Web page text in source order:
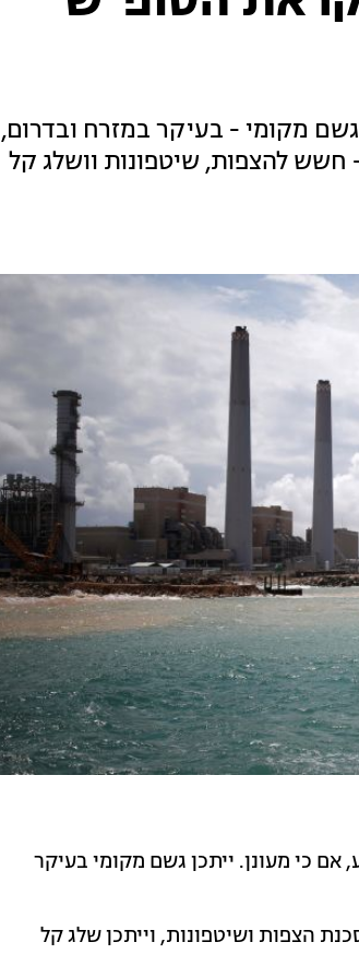
מקומי - בעיקר במזרח ובדרום,
להצפות, שיטפונות וושלג קל
אם כי מעונן. ייתכן גשם מקומי בעיקר
הצפות ושיטפונות, וייתכן שלג קל